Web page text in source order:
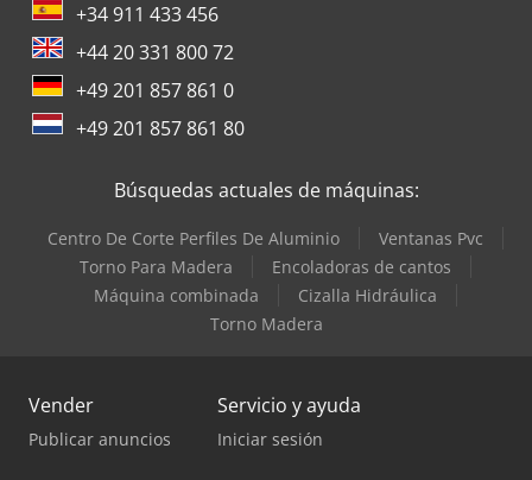
+34 911 433 456
+44 20 331 800 72
+49 201 857 861 0
+49 201 857 861 80
Búsquedas actuales de máquinas:
Centro De Corte Perfiles De Aluminio
Ventanas Pvc
Torno Para Madera
Encoladoras de cantos
Máquina combinada
Cizalla Hidráulica
Torno Madera
Vender
Publicar anuncios
Servicio y ayuda
Iniciar sesión